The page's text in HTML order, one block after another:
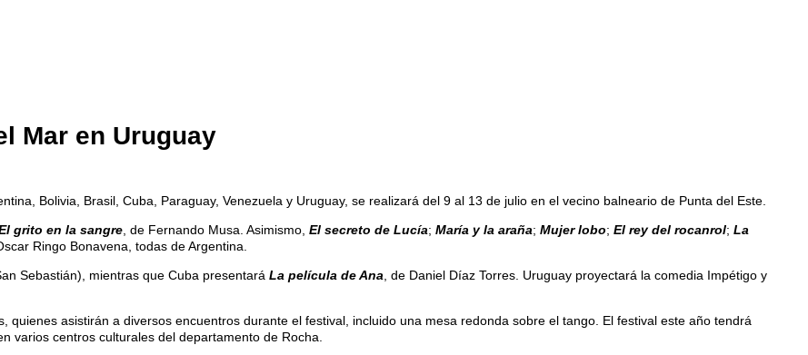
Mar en Uruguay
Bolivia, Brasil, Cuba, Paraguay, Venezuela y Uruguay, se realizará del 9 al 13 de julio en el vecino balneario de Punta del Este.
grito en la sangre , de Fernando Musa. Asimismo, El secreto de Lucía; María y la araña; Mujer lobo; El rey del rocanrol; La
Ringo Bonavena, todas de Argentina.
Sebastián), mientras que Cuba presentará La película de Ana , de Daniel Díaz Torres. Uruguay proyectará la comedia Impétigo y
asistirán a diversos encuentros durante el festival, incluido una mesa redonda sobre el tango. El festival este año tendrá
varios centros culturales del departamento de Rocha.